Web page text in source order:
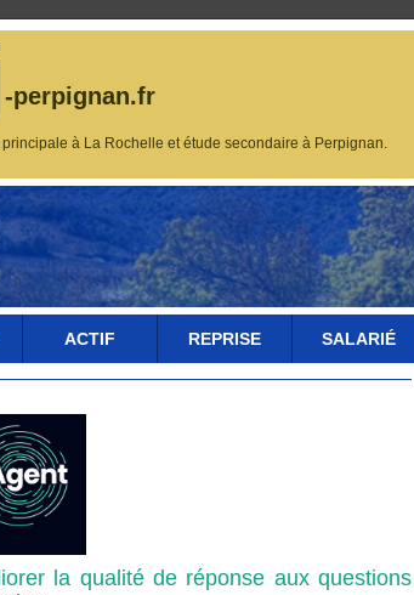
-perpignan.fr
principale à La Rochelle et étude secondaire à Perpignan.
ACTIF REPRISE SALARIÉ
la qualité de réponse aux questions